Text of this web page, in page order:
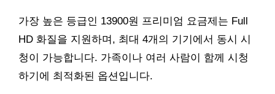
가장 높은 등급인 13900원 프리미엄 요금제는 Full
HD 화질을 지원하며, 최대 4개의 기기에서 동시 시
청이 가능합니다. 가족이나 여러 사람이 함께 시청
하기에 최적화된 옵션입니다.